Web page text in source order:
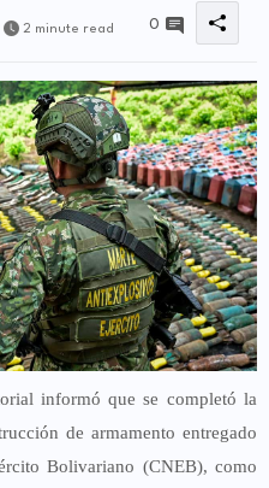
2 minute read 0
informó que se completó la
de armamento entregado
Bolivariano (CNEB), como